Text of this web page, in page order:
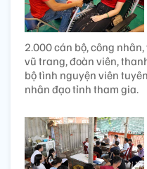
2.000 cán bộ, công
vũ trang, đoàn viên,
bộ tình nguyện viên
nhân đạo tỉnh tham gia.